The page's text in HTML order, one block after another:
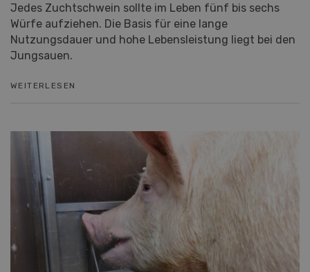
Jedes Zuchtschwein sollte im Leben fünf bis sechs
Würfe aufziehen. Die Basis für eine lange
Nutzungsdauer und hohe Lebensleistung liegt bei den
Jungsauen.
WEITERLESEN